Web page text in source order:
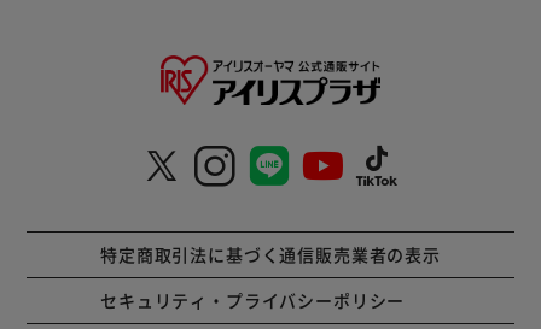
特定商取引法に基づく通信販売業者の表示
セキュリティ・プライバシーポリシー